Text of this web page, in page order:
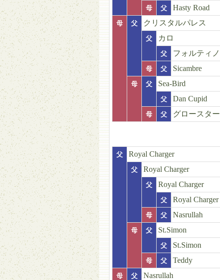
母 父 Hasty Road
母 父 クリスタルパレス
父 カロ
父 フォルティノ
母 父 Sicambre
母 父 Sea-Bird
父 Dan Cupid
母 父 グロースタ
父 Royal Charger
父 Royal Charger
父 Royal Charger
父 Royal Charger
母 父 Nasrullah
母 父 St.Simon
父 St.Simon
母 父 Teddy
母 父 Nasrullah